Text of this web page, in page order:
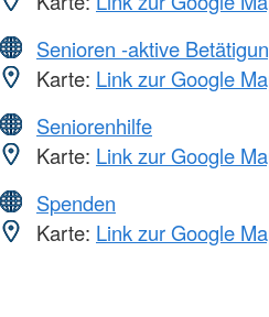
Senioren -aktive
Karte: Link zur Google
Seniorenhilfe
Karte: Link zur Google
Spenden
Karte: Link zur Google